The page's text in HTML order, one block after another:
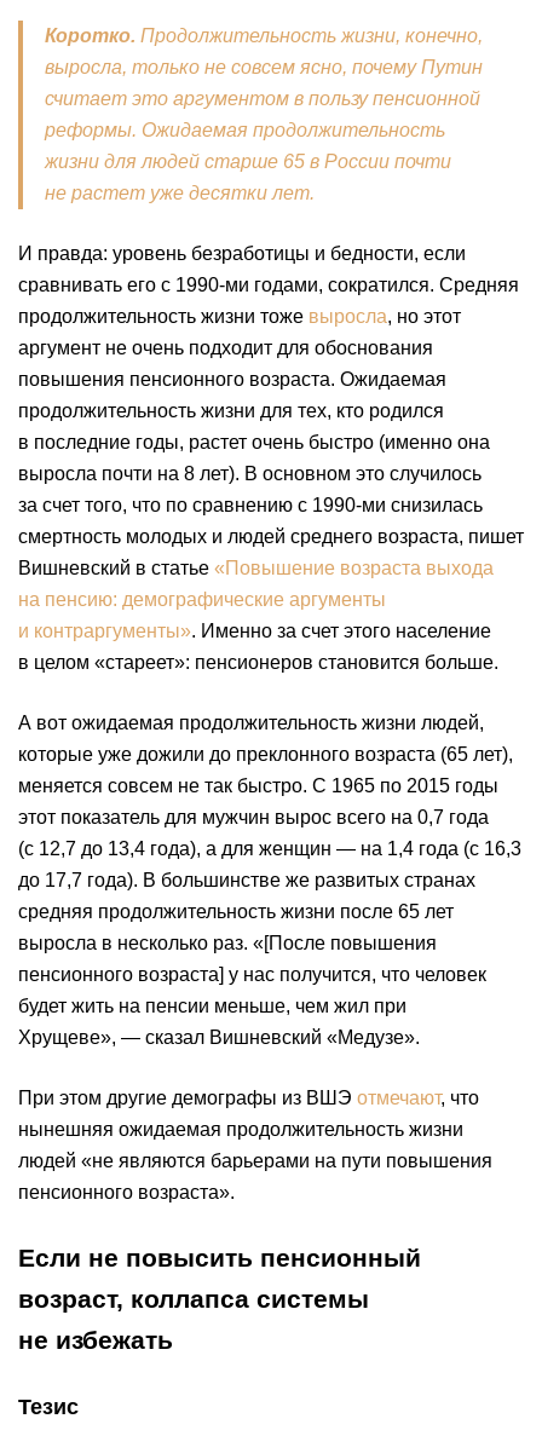
Коротко. Продолжительность жизни, конечно,
выросла, только не совсем ясно, почему Путин
считает это аргументом в пользу пенсионной
реформы. Ожидаемая продолжительность
жизни для людей старше 65 в России почти
не растет уже десятки лет.
И правда: уровень безработицы и бедности, если
сравнивать его с 1990-ми годами, сократился. Средняя
продолжительность жизни тоже выросла, но этот
аргумент не очень подходит для обоснования
повышения пенсионного возраста. Ожидаемая
продолжительность жизни для тех, кто родился
в последние годы, растет очень быстро (именно она
выросла почти на 8 лет). В основном это случилось
за счет того, что по сравнению с 1990-ми снизилась
смертность молодых и людей среднего возраста, пишет
Вишневский в статье «Повышение возраста выхода
на пенсию: демографические аргументы
и контраргументы». Именно за счет этого население
в целом «стареет»: пенсионеров становится больше.
А вот ожидаемая продолжительность жизни людей,
которые уже дожили до преклонного возраста (65 лет),
меняется совсем не так быстро. С 1965 по 2015 годы
этот показатель для мужчин вырос всего на 0,7 года
(с 12,7 до 13,4 года), а для женщин — на 1,4 года (с 16,3
до 17,7 года). В большинстве же развитых странах
средняя продолжительность жизни после 65 лет
выросла в несколько раз. «[После повышения
пенсионного возраста] у нас получится, что человек
будет жить на пенсии меньше, чем жил при
Хрущеве», — сказал Вишневский «Медузе».
При этом другие демографы из ВШЭ отмечают, что
нынешняя ожидаемая продолжительность жизни
людей «не являются барьерами на пути повышения
пенсионного возраста».
Если не повысить пенсионный
возраст, коллапса системы
не избежать
Тезис